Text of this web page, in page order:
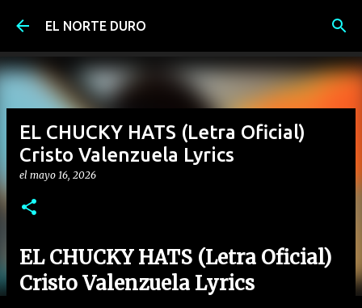
Ir al contenido principal
EL NORTE DURO
EL CHUCKY HATS (Letra Oficial)
Cristo Valenzuela Lyrics
el mayo 16, 2026
EL CHUCKY HATS (Letra Oficial)
Cristo Valenzuela Lyrics